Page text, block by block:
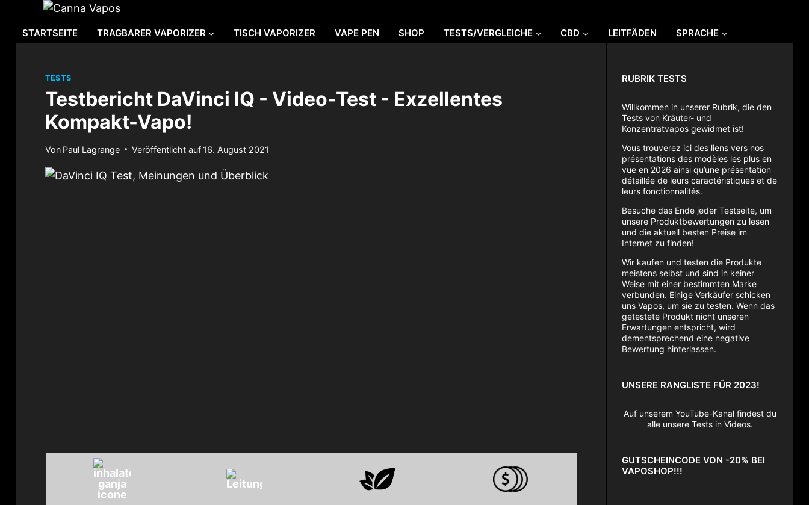
springen
STARTSEITE TRAGBARER VAPORIZER TISCH VAPORIZER VAPE PEN SHOP TESTS/VERGLEICHE CBD LEITFÄDEN SPRACHE
TESTS
Testbericht DaVinci IQ - Video-Test - Exzellentes
Kompakt-Vapo!
Von Paul Lagrange Veröffentlicht auf 16. August 2021
RUBRIK TESTS
Willkommen in unserer Rubrik, die den
Tests von Kräuter- und
Konzentratvapos gewidmet ist!
Vous trouverez ici des liens vers nos
présentations des modèles les plus en
vue en 2026 ainsi qu’une présentation
détaillée de leurs caractéristiques et de
leurs fonctionnalités.
Besuche das Ende jeder Testseite, um
unsere Produktbewertungen zu lesen
und die aktuell besten Preise im
Internet zu finden!
Wir kaufen und testen die Produkte
meistens selbst und sind in keiner
Weise mit einer bestimmten Marke
verbunden. Einige Verkäufer schicken
uns Vapos, um sie zu testen. Wenn das
getestete Produkt nicht unseren
Erwartungen entspricht, wird
dementsprechend eine negative
Bewertung hinterlassen.
UNSERE RANGLISTE FÜR 2023!
Auf unserem YouTube-Kanal findest du
alle unsere Tests in Videos.
GUTSCHEINCODE VON -20% BEI
VAPOSHOP!!!